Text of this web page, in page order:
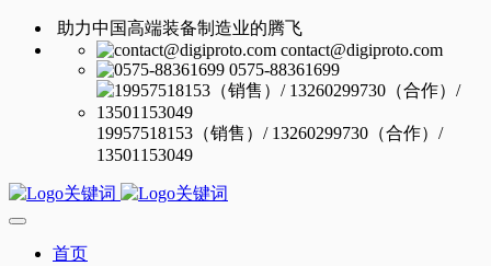
助力中国高端装备制造业的腾飞
contact@digiproto.com
0575-88361699
19957518153（销售）/ 13260299730（合作）/
13501153049
首页